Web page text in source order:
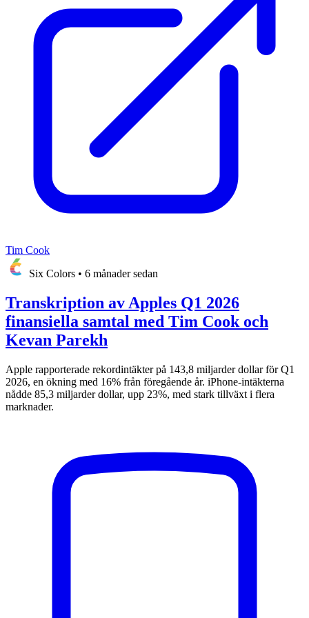
Tim Cook
Six Colors • 6 månader sedan
Transkription av Apples Q1 2026
finansiella samtal med Tim Cook och
Kevan Parekh
Apple rapporterade rekordintäkter på 143,8 miljarder dollar för Q1
2026, en ökning med 16% från föregående år. iPhone-intäkterna
nådde 85,3 miljarder dollar, upp 23%, med stark tillväxt i flera
marknader.